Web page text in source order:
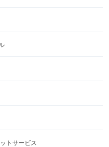
トサービス